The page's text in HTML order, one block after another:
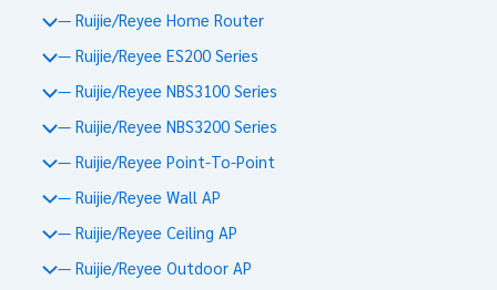
— Ruijie/Reyee Home Router
— Ruijie/Reyee ES200 Series
— Ruijie/Reyee NBS3100 Series
— Ruijie/Reyee NBS3200 Series
— Ruijie/Reyee Point-To-Point
— Ruijie/Reyee Wall AP
— Ruijie/Reyee Ceiling AP
— Ruijie/Reyee Outdoor AP